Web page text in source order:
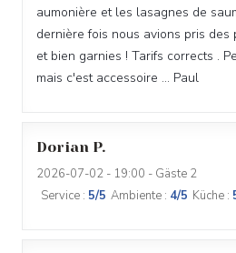
aumonière et les lasagnes de
dernière fois nous avions pris
et bien garnies ! Tarifs corrects .
mais c'est accessoire ... Paul
Dorian P
2026-07-02 - 19:00 - Gäste 2
Service : 5/5 Ambiente : 4/5 Küche :